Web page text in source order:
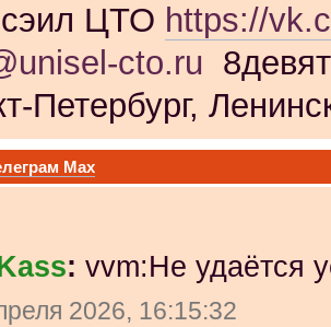
ЦТО https://
cto.ru
Петербург,
Max
: vvm:Не удаётся
2026, 16:15:32